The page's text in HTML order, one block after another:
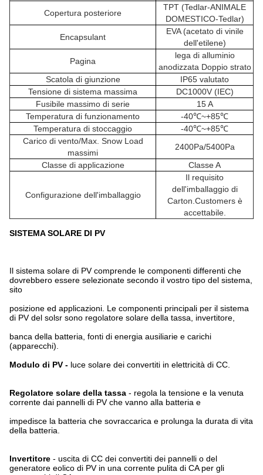
Copertura posteriore
TPT (Tedlar-ANIMALE
DOMESTICO-Tedlar)
Encapsulant
EVA (acetato di vinile
dell'etilene)
Pagina
lega di alluminio
anodizzata Doppio strato
Scatola di giunzione
IP65 valutato
Tensione di sistema massima
DC1000V (IEC)
Fusibile massimo di serie
15 A
Temperatura di funzionamento
-40℃~+85℃
Temperatura di stoccaggio
-40℃~+85℃
Carico di vento/Max. Snow Load
massimi
2400Pa/5400Pa
Classe di applicazione
Classe A
Configurazione dell'imballaggio
Il requisito
dell'imballaggio di
Carton.Customers è
accettabile.
SISTEMA SOLARE DI PV
Il sistema solare di PV comprende le componenti differenti che
dovrebbero essere selezionate secondo il vostro tipo del sistema,
sito
posizione ed applicazioni. Le componenti principali per il sistema
di PV del solsr sono regolatore solare della tassa, invertitore,
banca della batteria, fonti di energia ausiliarie e carichi
(apparecchi).
Modulo di PV - luce solare dei convertiti in elettricità di CC.
Regolatore solare della tassa - regola la tensione e la venuta
corrente dai pannelli di PV che vanno alla batteria e
impedisce la batteria che sovraccarica e prolunga la durata di vita
della batteria.
Invertitore - uscita di CC dei convertiti dei pannelli o del
generatore eolico di PV in una corrente pulita di CA per gli